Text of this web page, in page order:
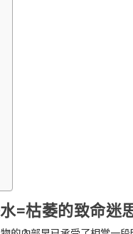
=枯萎的致命迷